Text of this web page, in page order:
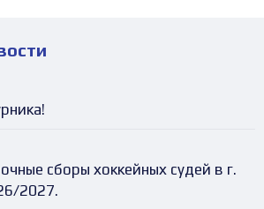
сборы хоккейных судей в г.
2027.